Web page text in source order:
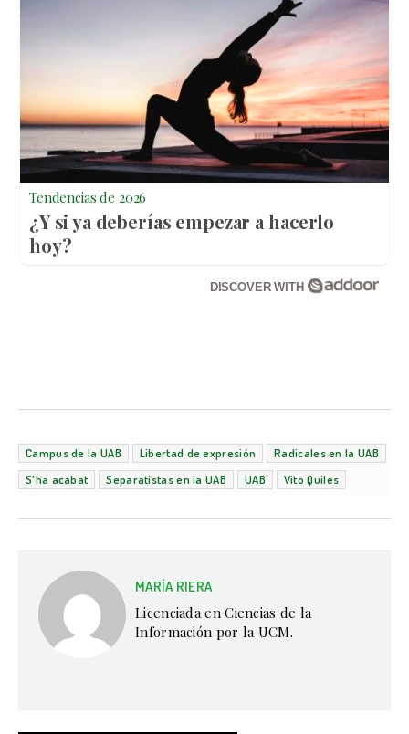
Tendencias de 2026
¿Y si ya deberías empezar a hacerlo
hoy?
DISCOVER WITH
Campus de la UAB Libertad de expresión
Radicales en la UAB
S'ha acabat
Separatistas en la UAB UAB Vito Quiles
MARÍA RIERA
Licenciada en Ciencias de la
Información por la UCM.